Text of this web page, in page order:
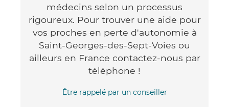
médecins selon un processus
rigoureux. Pour trouver une aide pour
vos proches en perte d'autonomie à
Saint-Georges-des-Sept-Voies ou
ailleurs en France contactez-nous par
téléphone !
Être rappelé par un conseiller